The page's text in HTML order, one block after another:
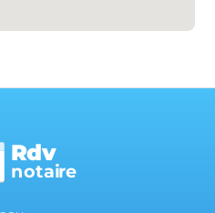
notaire
Rdv